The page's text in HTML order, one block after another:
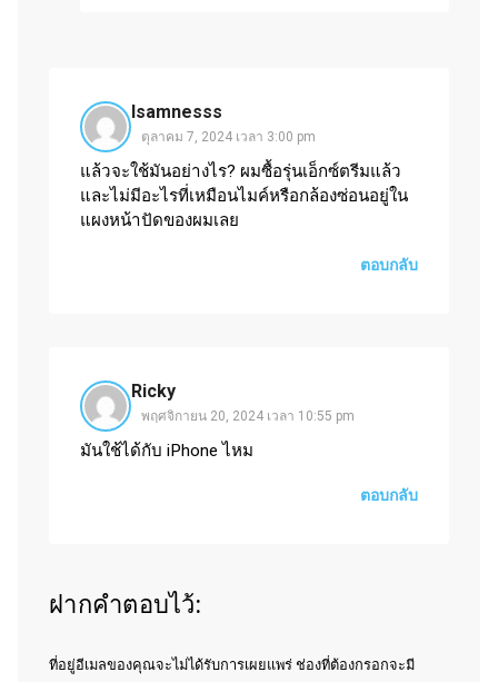
Isamnesss
ตุลาคม 7, 2024 เวลา 3:00 pm
แล้วจะใช้มันอย่างไร? ผมซื้อรุ่นเอ็กซ์ตรีมแล้ว
และไม่มีอะไรที่เหมือนไมค์หรือกล้องซ่อนอยู่ใน
แผงหน้าปัดของผมเลย
ตอบกลับ
Ricky
พฤศจิกายน 20, 2024 เวลา 10:55 pm
มันใช้ได้กับ iPhone ไหม
ตอบกลับ
ฝากคำตอบไว้:
ที่อยู่อีเมลของคุณจะไม่ได้รับการเผยแพร่ ช่องที่ต้องกรอกจะมี